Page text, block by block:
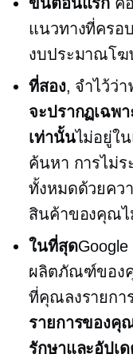
แนวทางที่ครอ
งบประมาณโฆ
ที่สอง, จำไว้ว่า
จะปรากฏเฉพ
เท่านั้นไม่อยู่ใ
ค้นหา การไม่
ทั้งหมดด้วยคว
สินค้าของคุณไ
ในที่สุด
ผลิตภัณฑ์ของ
ที่คุณลงรายกา
รายการของคุ
รักษาและอัปเ